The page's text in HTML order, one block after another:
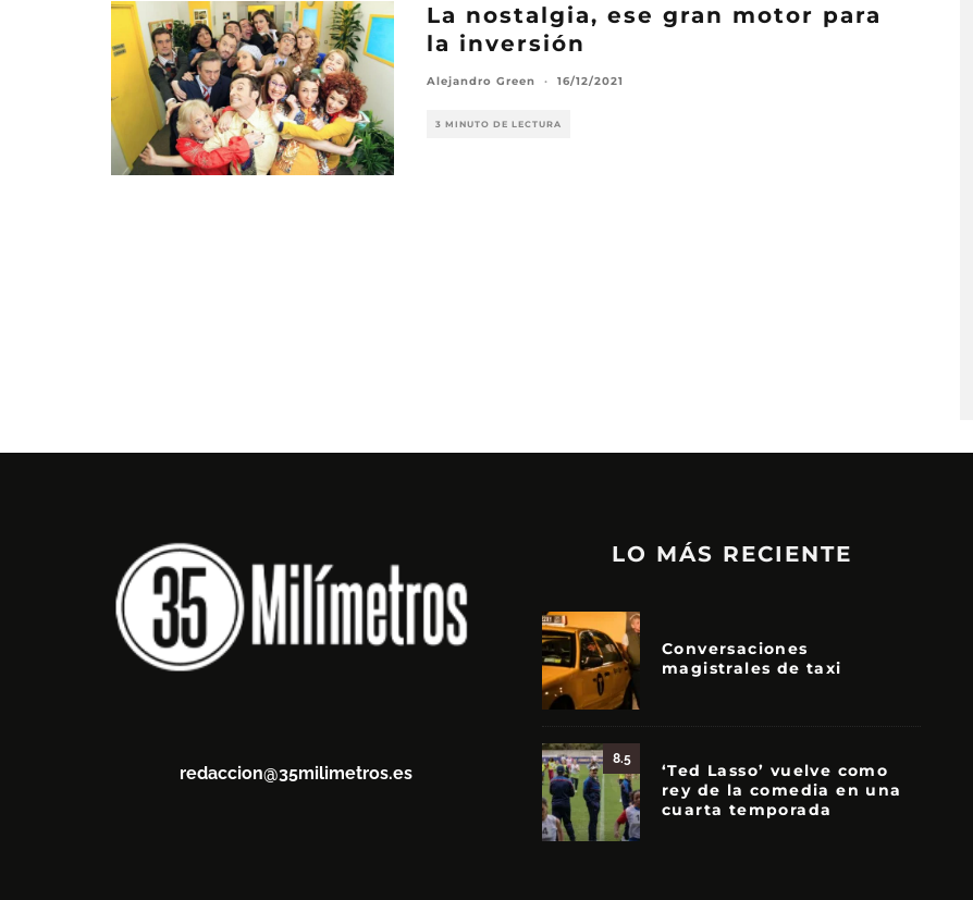
La nostalgia, ese gran motor para
la inversión
Alejandro Green · 16/12/2021
3 MINUTO DE LECTURA
redaccion@35milimetros.es
LO MÁS RECIENTE
Conversaciones
magistrales de taxi
8.5
‘Ted Lasso’ vuelve como
rey de la comedia en una
cuarta temporada